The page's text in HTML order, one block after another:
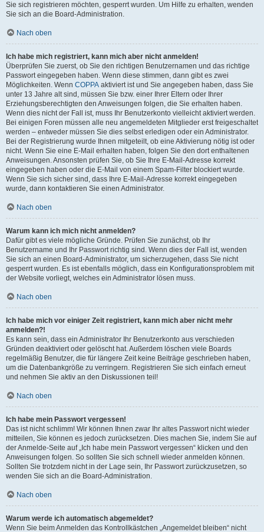
Sie sich registrieren möchten, gesperrt wurden. Um Hilfe zu erhalten, wenden
Sie sich an die Board-Administration.
Nach oben
Ich habe mich registriert, kann mich aber nicht anmelden!
Überprüfen Sie zuerst, ob Sie den richtigen Benutzernamen und das richtige
Passwort eingegeben haben. Wenn diese stimmen, dann gibt es zwei
Möglichkeiten. Wenn COPPA aktiviert ist und Sie angegeben haben, dass Sie
unter 13 Jahre alt sind, müssen Sie bzw. einer Ihrer Eltern oder Ihrer
Erziehungsberechtigten den Anweisungen folgen, die Sie erhalten haben.
Wenn dies nicht der Fall ist, muss Ihr Benutzerkonto vielleicht aktiviert werden.
Bei einigen Foren müssen alle neu angemeldeten Mitglieder erst freigeschaltet
werden – entweder müssen Sie dies selbst erledigen oder ein Administrator.
Bei der Registrierung wurde Ihnen mitgeteilt, ob eine Aktivierung nötig ist oder
nicht. Wenn Sie eine E-Mail erhalten haben, folgen Sie den dort enthaltenen
Anweisungen. Ansonsten prüfen Sie, ob Sie Ihre E-Mail-Adresse korrekt
eingegeben haben oder die E-Mail von einem Spam-Filter blockiert wurde.
Wenn Sie sich sicher sind, dass Ihre E-Mail-Adresse korrekt eingegeben
wurde, dann kontaktieren Sie einen Administrator.
Nach oben
Warum kann ich mich nicht anmelden?
Dafür gibt es viele mögliche Gründe. Prüfen Sie zunächst, ob Ihr
Benutzername und Ihr Passwort richtig sind. Wenn dies der Fall ist, wenden
Sie sich an einen Board-Administrator, um sicherzugehen, dass Sie nicht
gesperrt wurden. Es ist ebenfalls möglich, dass ein Konfigurationsproblem mit
der Website vorliegt, welches ein Administrator lösen muss.
Nach oben
Ich habe mich vor einiger Zeit registriert, kann mich aber nicht mehr
anmelden?!
Es kann sein, dass ein Administrator Ihr Benutzerkonto aus verschieden
Gründen deaktiviert oder gelöscht hat. Außerdem löschen viele Boards
regelmäßig Benutzer, die für längere Zeit keine Beiträge geschrieben haben,
um die Datenbankgröße zu verringern. Registrieren Sie sich einfach erneut
und nehmen Sie aktiv an den Diskussionen teil!
Nach oben
Ich habe mein Passwort vergessen!
Das ist nicht schlimm! Wir können Ihnen zwar Ihr altes Passwort nicht wieder
mitteilen, Sie können es jedoch zurücksetzen. Dies machen Sie, indem Sie auf
der Anmelde-Seite auf „Ich habe mein Passwort vergessen“ klicken und den
Anweisungen folgen. So sollten Sie sich schnell wieder anmelden können.
Sollten Sie trotzdem nicht in der Lage sein, Ihr Passwort zurückzusetzen, so
wenden Sie sich an die Board-Administration.
Nach oben
Warum werde ich automatisch abgemeldet?
Wenn Sie beim Anmelden das Kontrollkästchen „Angemeldet bleiben“ nicht